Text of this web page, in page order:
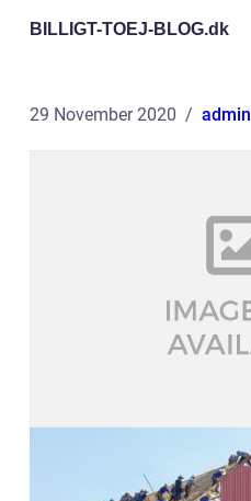
BILLIGT-TOEJ-BLOG.dk
29 November 2020 admin